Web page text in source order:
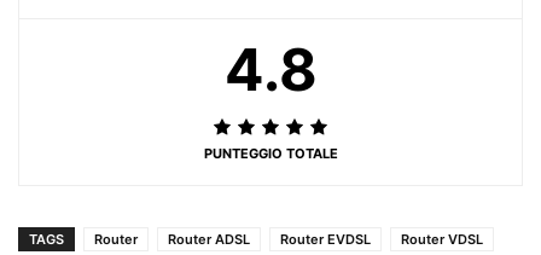
4.8
PUNTEGGIO TOTALE
TAGS Router Router ADSL Router EVDSL Router VDSL